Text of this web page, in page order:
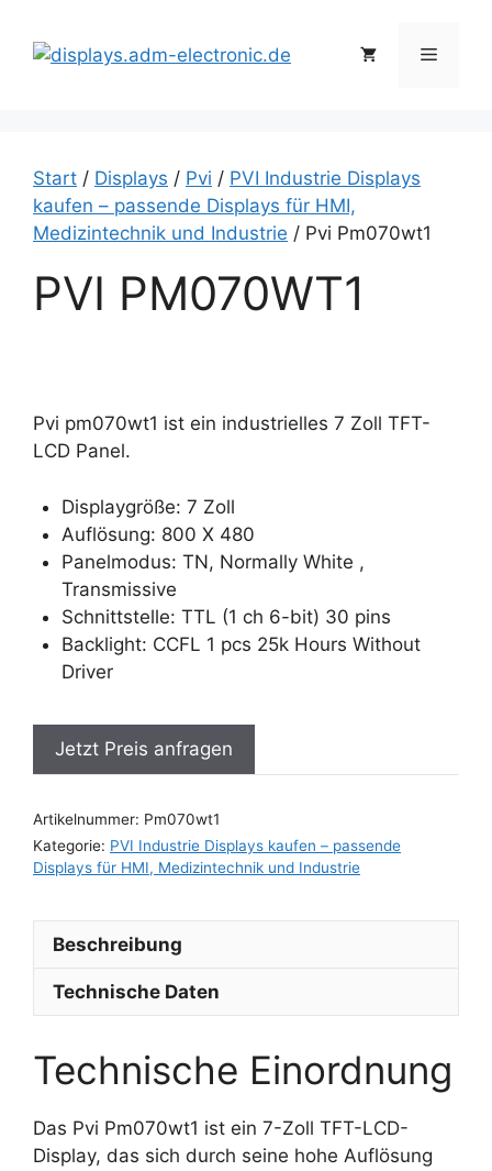
Inhalt
springen
Menü
Start / Displays / Pvi / PVI Industrie Displays
kaufen – passende Displays für HMI,
Medizintechnik und Industrie / Pvi Pm070wt1
PVI PM070WT1
Pvi pm070wt1 ist ein industrielles 7 Zoll TFT-
LCD Panel.
Displaygröße: 7 Zoll
Auflösung: 800 X 480
Panelmodus: TN, Normally White ,
Transmissive
Schnittstelle: TTL (1 ch 6-bit) 30 pins
Backlight: CCFL 1 pcs 25k Hours Without
Driver
Jetzt Preis anfragen
Artikelnummer: Pm070wt1
Kategorie: PVI Industrie Displays kaufen – passende
Displays für HMI, Medizintechnik und Industrie
Beschreibung
Technische Daten
Technische Einordnung
Das Pvi Pm070wt1 ist ein 7-Zoll TFT-LCD-
Display, das sich durch seine hohe Auflösung